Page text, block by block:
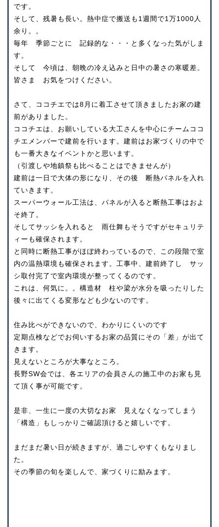
です。
そして、残暑も長い。熱中症で搬送も1週間で1万1000人
余り。。
毎年 季節ごとに 記録的な・・・と多くなった気がしま
す。
そして 今頃は、朝晩の冷え込みと日中の暑さの寒暖差。
皆さま お気をつけください。
さて、ココチエでは8月に着工させて頂きましたお家の建
前がありました。
ココチエは、お願いしている大工さんを中心にチームココ
チエメンバーで建前を行います。建前はお家づくりの中で
も一番大きなイベントかと思います。
（引渡しや地鎮祭も比べることはできませんが）
建前は一日で大体の形になり、その後 断熱パネルを入れ
ていきます。
スーパーウォール工法は、パネルが入ると断熱工事はおよ
そ終了。
そしてサッシを入れると 雨仕舞もそうですがセキュリテ
ィーも確保されます。
と同時に断熱工事がほぼ終わっているので、この段階で室
内の温熱環境も確保されます。工事中、建前終了し サッ
シ取付完了で室内環境が整ってくるのです。
これは、何気に。。構造材 柱や梁が水分を吸ったりした
後々に出てくる変形なども少ないのです。
住み比べができないので、わかりにくいのです
定期点検などでお伺いするお家の品質にその「差」が出て
きます。
見えないところが大事なところ。
長野SW会では、各エリアの会員さんの施工中のお家も見
て頂く事が可能です。
是非、一生に一度の大切なお家 見えなくなってしまう
「構造」もしっかりご確認頂けると嬉しいです。
まだまだ暑い日が続きますが、過ごしやすくもなりまし
た。
その季節の旬を楽しんで、家づくりに励みます。